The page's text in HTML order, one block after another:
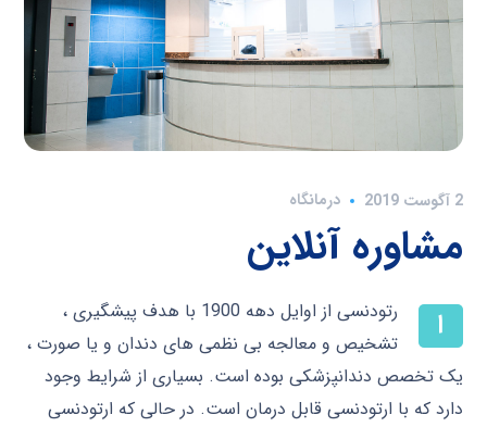
2 آگوست 2019 درمانگاه
مشاوره آنلاین
ا
رتودنسی از اوایل دهه 1900 با هدف پیشگیری ،
تشخیص و معالجه بی نظمی های دندان و یا صورت ،
یک تخصص دندانپزشکی بوده است. بسیاری از شرایط وجود
دارد که با ارتودنسی قابل درمان است. در حالی که ارتودنسی